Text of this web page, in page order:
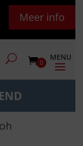
Meer info
0